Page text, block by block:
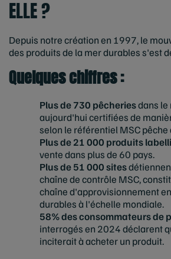
ELLE ?
Depuis notre création en 1997, le
des produits de la mer durables s'est
Quelques chiffres :
Plus de 730 pêcheriesdans le
aujourd'hui certifiées de
selon le référentiel MSC pêche
Plus de 21 000 produits
vente dans plus de 60 pays.
Plus de 51 000 sites
chaîne de contrôle MSC,
chaîne d'approvisionnement
durables à l'échelle mondiale.
58% des consommateurs de
interrogés en 2024 déclarent
inciterait à acheter un produit.